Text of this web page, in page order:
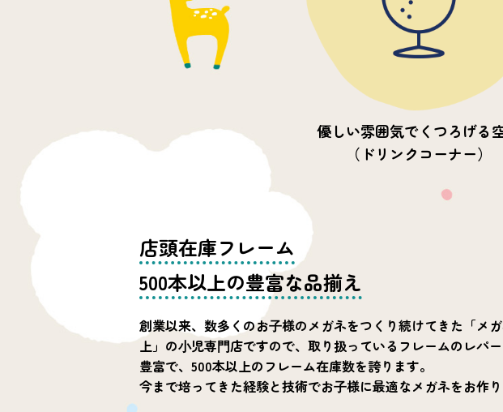
優しい雰囲気でくつろげる
（ドリンクコーナー）
店頭在庫フレーム
500本以上の豊富な品揃え
創業以来、数多くのお⼦様のメガネをつくり続けてきた「メ
上」の⼩児専⾨店ですので、取り扱っているフレームのレパ
豊富で、500本以上のフレーム在庫数を誇ります。
今まで培ってきた経験と技術でお⼦様に最適なメガネをお作